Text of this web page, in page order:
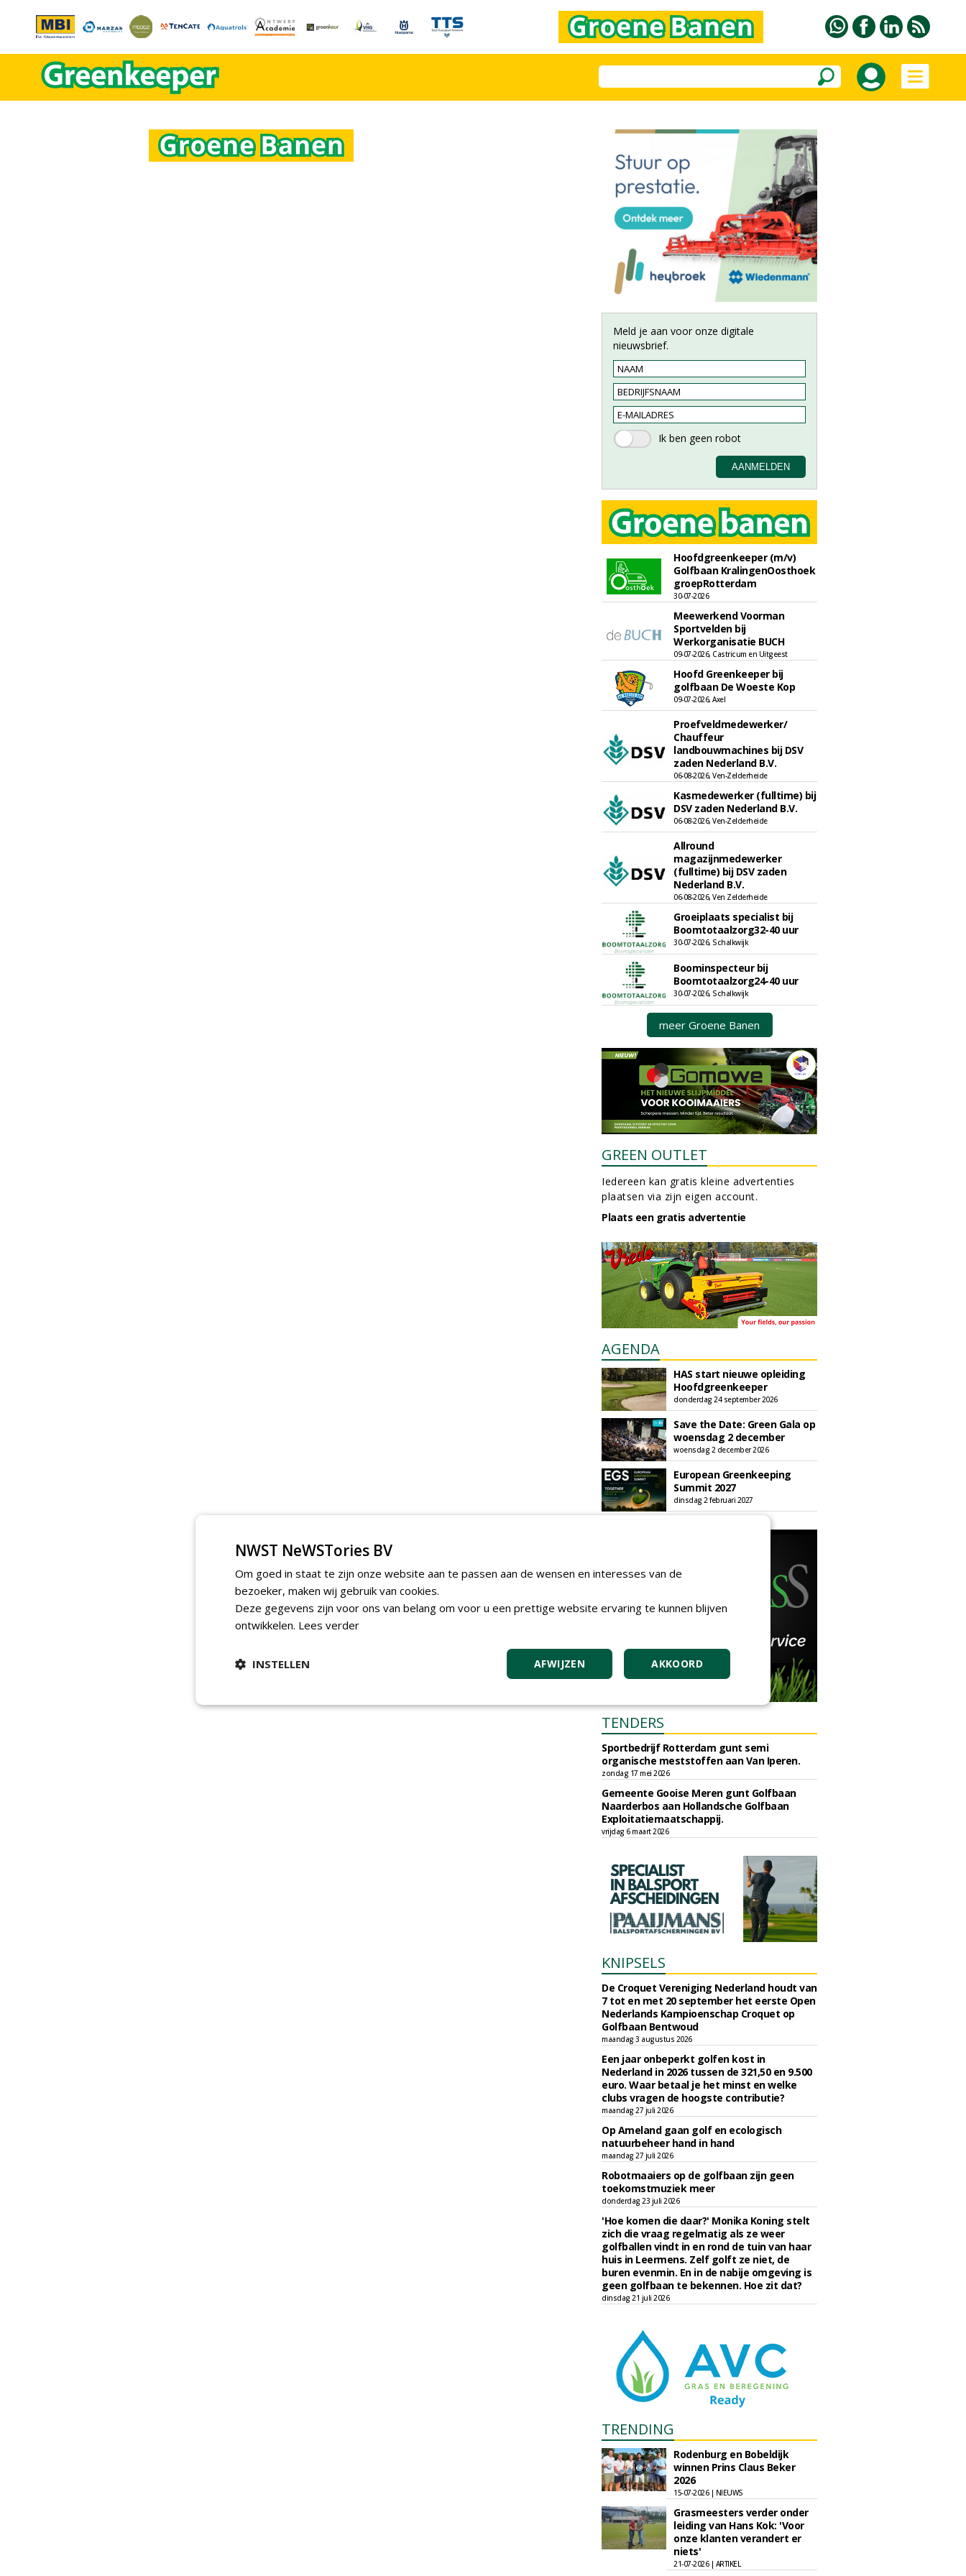
Meld je aan voor onze digitale
nieuwsbrief.
Hoofdgreenkeeper (m/v)
Golfbaan KralingenOosthoek
groepRotterdam
30-07-2026
Meewerkend Voorman
Sportvelden bij
Werkorganisatie BUCH
09-07-2026, Castricum en Uitgeest
Hoofd Greenkeeper bij
golfbaan De Woeste Kop
09-07-2026, Axel
Proefveldmedewerker/
Chauffeur
landbouwmachines bij DSV
zaden Nederland B.V.
06-08-2026, Ven-Zelderheide
Kasmedewerker (fulltime) bij
DSV zaden Nederland B.V.
06-08-2026, Ven-Zelderheide
Allround
magazijnmedewerker
(fulltime) bij DSV zaden
Nederland B.V.
06-08-2026, Ven Zelderheide
Groeiplaats specialist bij
Boomtotaalzorg32-40 uur
30-07-2026, Schalkwijk
Boominspecteur bij
Boomtotaalzorg24-40 uur
30-07-2026, Schalkwijk
meer Groene Banen
GREEN OUTLET
Iedereen kan gratis kleine advertenties
plaatsen via zijn eigen account.
Plaats een gratis advertentie
AGENDA
HAS start nieuwe opleiding
Hoofdgreenkeeper
donderdag 24 september 2026
Save the Date: Green Gala op
woensdag 2 december
woensdag 2 december 2026
European Greenkeeping
Summit 2027
dinsdag 2 februari 2027
TENDERS
Sportbedrijf Rotterdam gunt semi
organische meststoffen aan Van Iperen.
zondag 17 mei 2026
Gemeente Gooise Meren gunt Golfbaan
Naarderbos aan Hollandsche Golfbaan
Exploitatiemaatschappij.
vrijdag 6 maart 2026
KNIPSELS
De Croquet Vereniging Nederland houdt van
7 tot en met 20 september het eerste Open
Nederlands Kampioenschap Croquet op
Golfbaan Bentwoud
maandag 3 augustus 2026
Een jaar onbeperkt golfen kost in
Nederland in 2026 tussen de 321,50 en 9.500
euro. Waar betaal je het minst en welke
clubs vragen de hoogste contributie?
maandag 27 juli 2026
Op Ameland gaan golf en ecologisch
natuurbeheer hand in hand
maandag 27 juli 2026
Robotmaaiers op de golfbaan zijn geen
toekomstmuziek meer
donderdag 23 juli 2026
'Hoe komen die daar?' Monika Koning stelt
zich die vraag regelmatig als ze weer
golfballen vindt in en rond de tuin van haar
huis in Leermens. Zelf golft ze niet, de
buren evenmin. En in de nabije omgeving is
geen golfbaan te bekennen. Hoe zit dat?
dinsdag 21 juli 2026
TRENDING
Rodenburg en Bobeldijk
winnen Prins Claus Beker
2026
15-07-2026 | NIEUWS
Grasmeesters verder onder
leiding van Hans Kok: 'Voor
onze klanten verandert er
niets'
21-07-2026 | ARTIKEL
NWST NeWSTories BV
Om goed in staat te zijn onze website aan te passen aan de wensen en interesses van de
bezoeker, maken wij gebruik van cookies.
Deze gegevens zijn voor ons van belang om voor u een prettige website ervaring te kunnen blijven
ontwikkelen. Lees verder
AKKOORD
AFWIJZEN
INSTELLEN